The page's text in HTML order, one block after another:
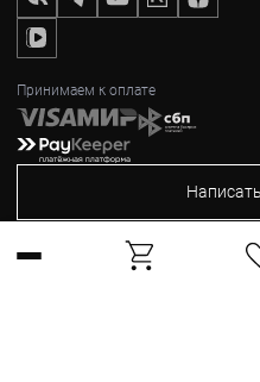
Принимаем к оплате
2012-2026, © Горные Вершины